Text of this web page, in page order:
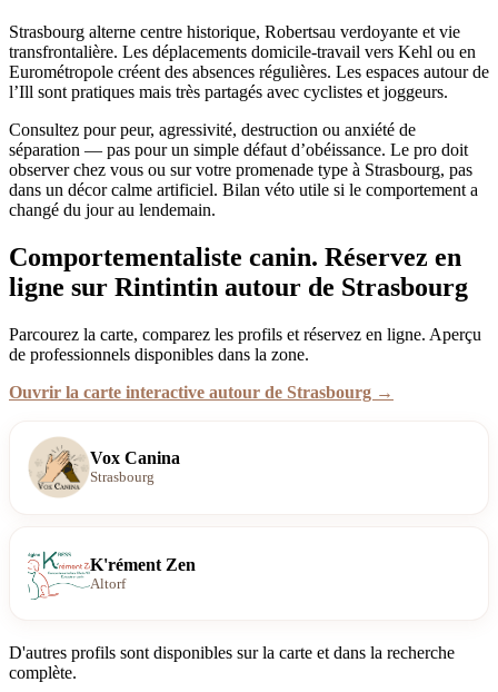
Strasbourg alterne centre historique, Robertsau verdoyante et vie
transfrontalière. Les déplacements domicile-travail vers Kehl ou en
Eurométropole créent des absences régulières. Les espaces autour de
l’Ill sont pratiques mais très partagés avec cyclistes et joggeurs.
Consultez pour peur, agressivité, destruction ou anxiété de
séparation — pas pour un simple défaut d’obéissance. Le pro doit
observer chez vous ou sur votre promenade type à Strasbourg, pas
dans un décor calme artificiel. Bilan véto utile si le comportement a
changé du jour au lendemain.
Comportementaliste canin. Réservez en
ligne sur Rintintin autour de Strasbourg
Parcourez la carte, comparez les profils et réservez en ligne. Aperçu
de professionnels disponibles dans la zone.
Ouvrir la carte interactive autour de Strasbourg →
Vox Canina
Strasbourg
K'rément Zen
Altorf
D'autres profils sont disponibles sur la carte et dans la recherche
complète.